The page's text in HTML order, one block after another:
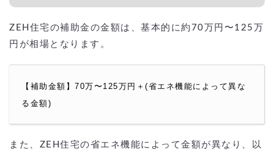
ZEH住宅の補助金の金額は、基本的に約70万円〜125万
円が相場となります。
【補助金額】70万〜125万円＋(省エネ機能によって異な
る金額)
また、ZEH住宅の省エネ機能によって金額が異なり、以